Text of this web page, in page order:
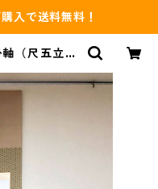
入で送料無料！
（尺五立）